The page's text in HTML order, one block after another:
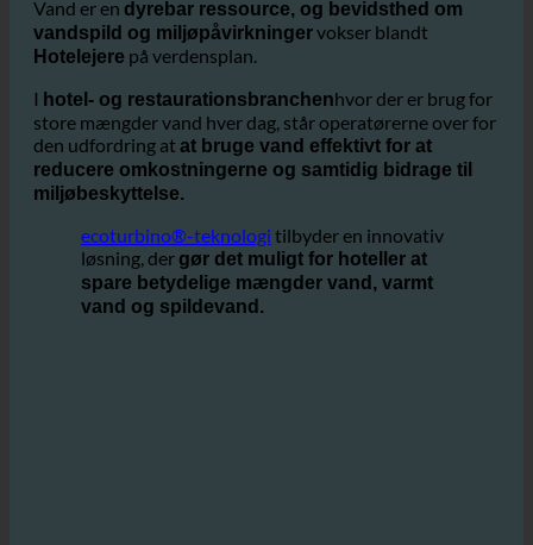
ecoturbino®-teknologi fra Østrig?
Vand er en dyrebar ressource, og bevidsthed om
vandspild og miljøpåvirkningervokser blandt
Hotelejerepå verdensplan.
Ihotel- og restaurationsbranchenhvor der er brug for
store mængder vand hver dag, står operatørerne over for
den udfordring atat bruge vand effektivt for at
reducere omkostningerne og samtidig bidrage til
miljøbeskyttelse.
ecoturbino®-teknologitilbyder en innovativ
løsning, dergør det muligt for hoteller at